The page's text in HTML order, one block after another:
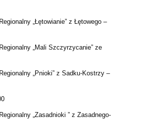
„Łętowianie” z Łętowego –
„Mali Szczyrzycanie” ze
„Pnioki” z Sadku-Kostrzy –
„Zasadnioki ” z Zasadnego-